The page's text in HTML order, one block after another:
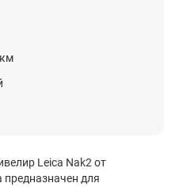
Leica Nak2 от
для